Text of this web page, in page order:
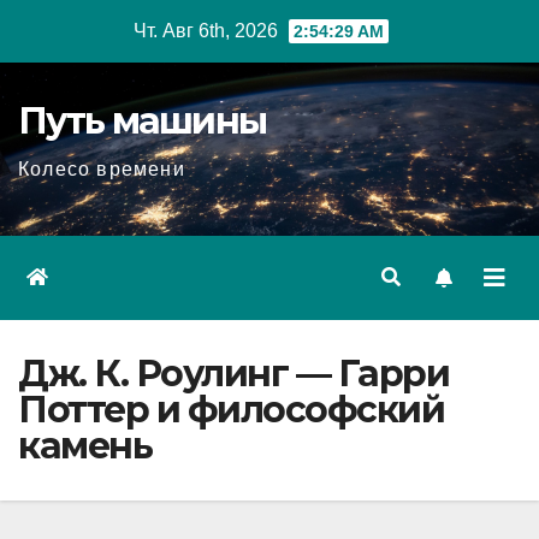
Чт. Авг 6th, 2026 2:54:30 AM
Путь машины
Колесо времени
Дж. К. Роулинг — Гарри
Поттер и философский
камень